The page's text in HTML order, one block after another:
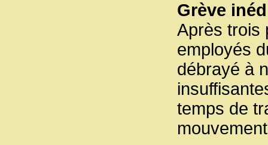
Grève
Après trois
employés
débrayé à
temps de